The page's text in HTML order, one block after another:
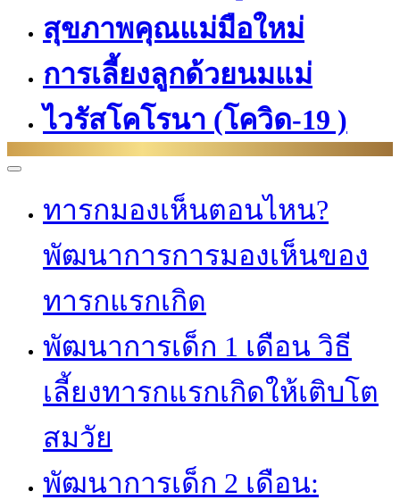
สุขภาพคุณแม่มือใหม่
การเลี้ยงลูกด้วยนมแม่
ไวรัสโคโรนา (โควิด-19 )
ทารกมองเห็นตอนไหน?
พัฒนาการการมองเห็นของ
ทารกแรกเกิด
พัฒนาการเด็ก 1 เดือน วิธี
เลี้ยงทารกแรกเกิดให้เติบโต
สมวัย
พัฒนาการเด็ก 2 เดือน: